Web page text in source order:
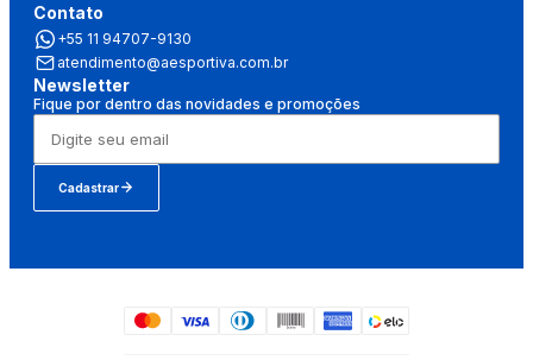
Contato
+55 11 94707-9130
atendimento@aesportiva.com.br
Newsletter
Fique por dentro das novidades e promoções
Cadastrar